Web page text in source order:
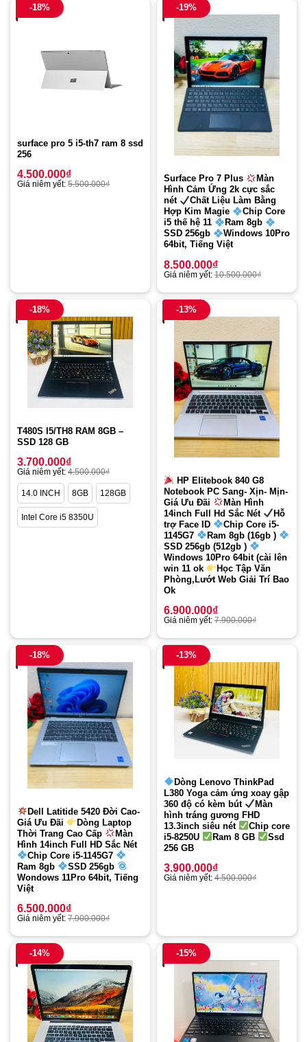
-18%
surface pro 5 i5-th7 ram 8 ssd
256
4.500.000₫
Giá niêm yết: 5.500.000₫
-19%
Surface Pro 7 Plus
Màn
Hình Cảm Ứng 2k cực sắc
nét
Chất Liệu Làm Bằng
Hợp Kim Magie
Chip Core
i5 thế hệ 11
Ram 8gb
SSD 256gb
Windows 10Pro
64bit, Tiếng Việt
8.500.000₫
Giá niêm yết: 10.500.000₫
-18%
T480S I5/TH8 RAM 8GB –
SSD 128 GB
3.700.000₫
Giá niêm yết: 4.500.000₫
14.0 INCH 8GB 128GB
Intel Core i5 8350U
-13%
HP Elitebook 840 G8
Notebook PC Sang- Xịn- Mịn-
Giá Ưu Đãi
Màn Hình
14inch Full Hd Sắc Nét
Hỗ
trợ Face ID
Chip Core i5-
1145G7
Ram 8gb (16gb )
SSD 256gb (512gb )
Windows 10Pro 64bit (cài lên
win 11 ok
Học Tập Văn
Phòng,Lướt Web Giải Trí Bao
Ok
6.900.000₫
Giá niêm yết: 7.900.000₫
-18%
Dell Latitide 5420 Đời Cao-
Giá Ưu Đãi
Dòng Laptop
Thời Trang Cao Cấp
Màn
Hình 14inch Full HD Sắc Nét
Chip Core i5-1145G7
Ram 8gb
SSD 256gb
Wondows 11Pro 64bit, Tiếng
Việt
6.500.000₫
Giá niêm yết: 7.900.000₫
-13%
Dòng Lenovo ThinkPad
L380 Yoga cảm ứng xoay gập
360 độ có kèm bút
Màn
hình tráng gương FHD
13.3inch siêu nét
Chip core
i5-8250U
Ram 8 GB
Ssd
256 GB
3.900.000₫
Giá niêm yết: 4.500.000₫
-14% -15%